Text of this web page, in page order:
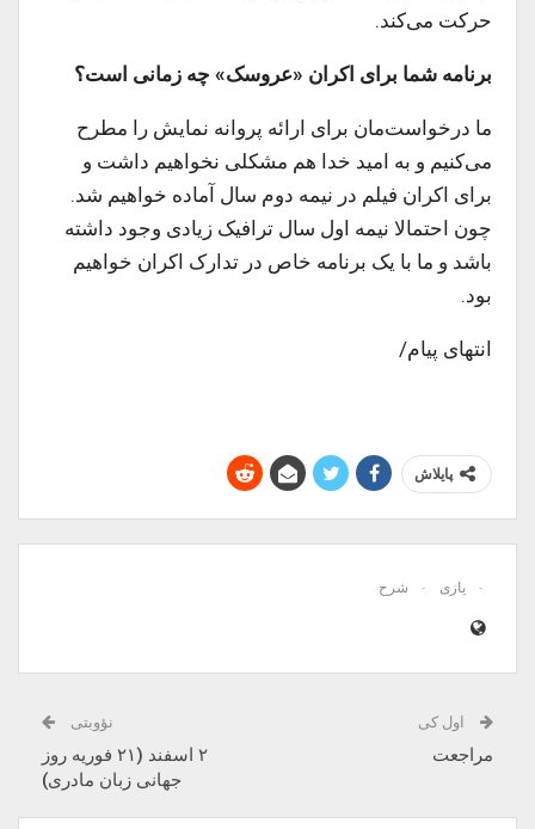
حرکت می‌کند.
برنامه شما برای اکران «عروسک» چه زمانی است؟
ما درخواست‌مان برای ارائه پروانه نمایش را مطرح
می‌کنیم و به امید خدا هم مشکلی نخواهیم داشت و
برای اکران فیلم در نیمه دوم سال آماده خواهیم شد.
چون احتمالا نیمه اول سال ترافیک زیادی وجود داشته
باشد و ما با یک برنامه خاص در تدارک اکران خواهیم
بود.
انتهای پیام/
پایلاش
یازی شرح
اول کی
مراجعت
نؤوبتی
۲ اسفند (۲۱ فوریه روز
جهانی زبان مادری)